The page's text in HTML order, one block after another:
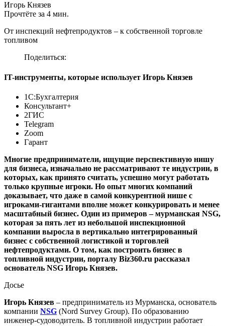
Игорь Князев
Прочтёте за 4 мин.
От инспекций нефтепродуктов – к собственной торговле
топливом
Поделиться:
IT-инструменты, которые использует Игорь Князев
1С:Бухгалтерия
Консультант+
2ГИС
Telegram
Zoom
Гарант
Многие предприниматели, ищущие перспективную нишу
для бизнеса, изначально не рассматривают те индустрии, в
которых, как принято считать, успешно могут работать
только крупные игроки. Но опыт многих компаний
доказывает, что даже в самой конкурентной нише с
игроками-гигантами вполне может конкурировать и менее
масштабный бизнес. Один из примеров – мурманская NSG,
которая за пять лет из небольшой инспекционной
компании выросла в вертикально интегрированный
бизнес с собственной логистикой и торговлей
нефтепродуктами. О том, как построить бизнес в
топливной индустрии, порталу Biz360.ru рассказал
основатель NSG Игорь Князев.
Досье
Игорь Князев – предприниматель из Мурманска, основатель
компании NSG (Nord Survey Group). По образованию
инженер-судоводитель. В топливной индустрии работает